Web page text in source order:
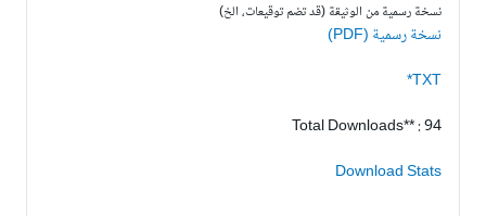
نسخة رسمية من الوثيقة (قد تضم توقيعات، الخ)
نسخة رسمية (PDF)
TXT*
Total Downloads** : 94
Download Stats